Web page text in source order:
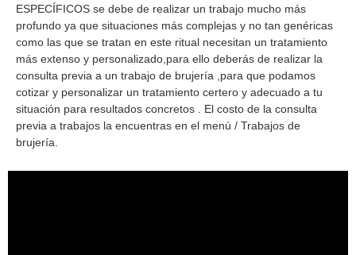
ESPECÍFICOS se debe de realizar un trabajo mucho más
profundo ya que situaciones más complejas y no tan genéricas
como las que se tratan en este ritual necesitan un tratamiento
más extenso y personalizado,para ello deberás de realizar la
consulta previa a un trabajo de brujería ,para que podamos
cotizar y personalizar un tratamiento certero y adecuado a tu
situación para resultados concretos . El costo de la consulta
previa a trabajos la encuentras en el menú / Trabajos de
brujería.